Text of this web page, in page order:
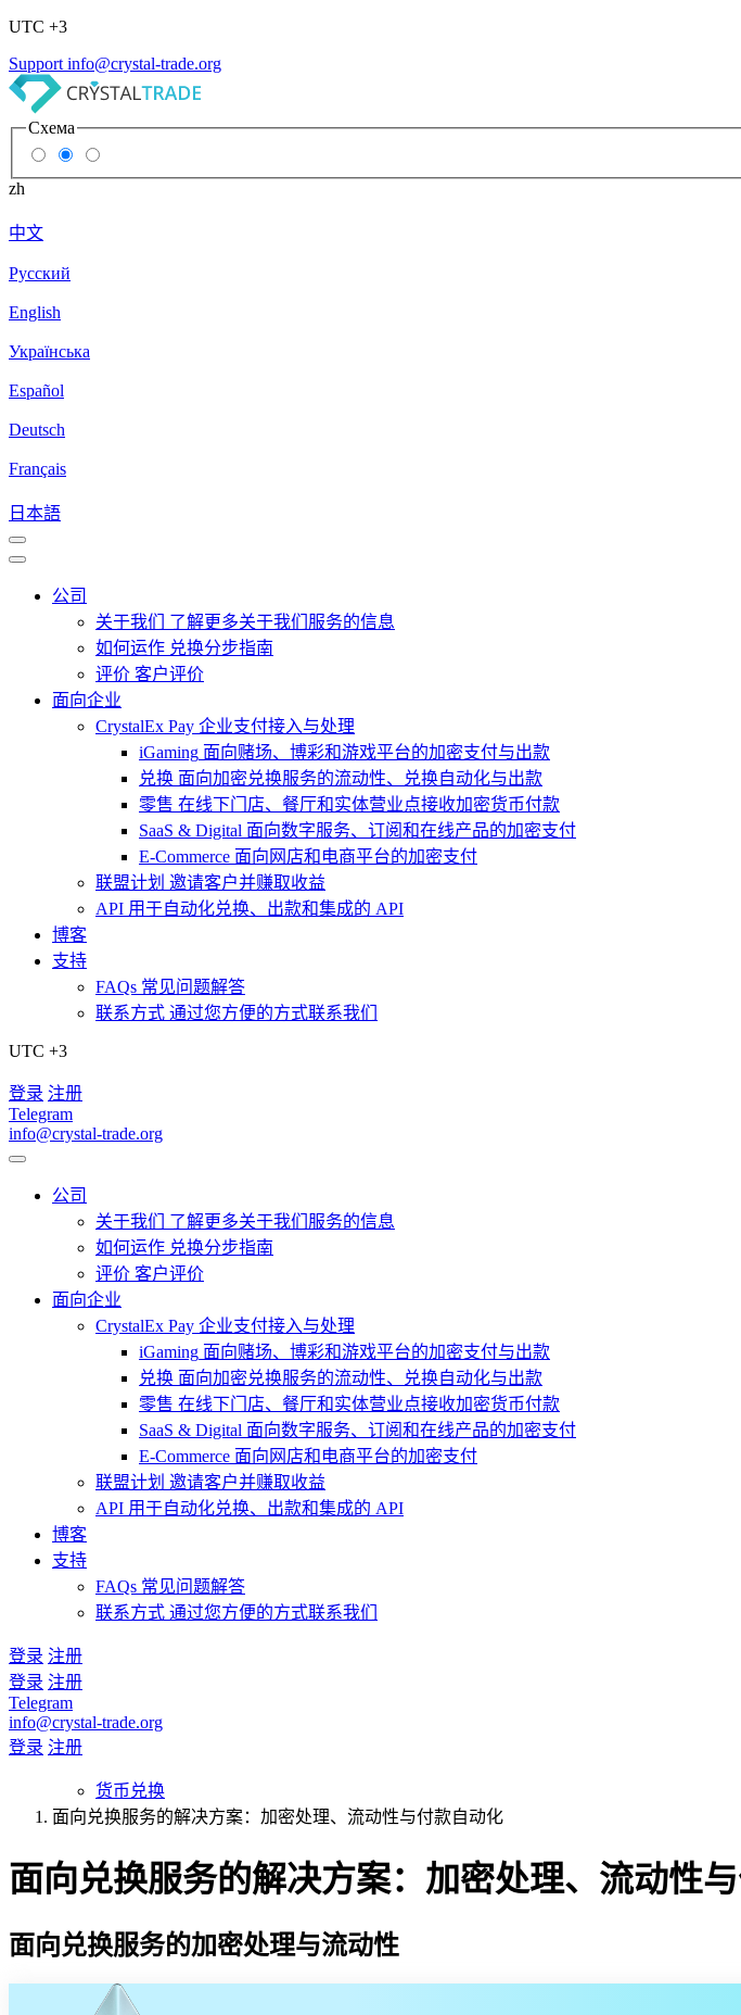
UTC +3
Support info@crystal-trade.org
Схема
zh
中文
Русский
English
Українська
Español
Deutsch
Français
日本語
公司
关于我们
了解更多关于我们服务的信息
如何运作 兑换分步指南
评价 客户评价
面向企业
CrystalEx Pay 企业支付接入与处理
iGaming 面向赌场、博彩和游戏平台的加密支付与出款
兑换 面向加密兑换服务的流动性、兑换自动化与出款
零售 在线下门店、餐厅和实体营业点接收加密货币付款
SaaS & Digital 面向数字服务、订阅和在线产品的加密支付
E-Commerce 面向网店和电商平台的加密支付
联盟计划 邀请客户并赚取收益
API 用于自动化兑换、出款和集成的 API
博客
支持
FAQs 常见问题解答
联系方式 通过您方便的方式联系我们
UTC +3
登录 注册
Telegram
info@crystal-trade.org
公司
关于我们
了解更多关于我们服务的信息
如何运作 兑换分步指南
评价 客户评价
面向企业
CrystalEx Pay 企业支付接入与处理
iGaming 面向赌场、博彩和游戏平台的加密支付与出款
兑换 面向加密兑换服务的流动性、兑换自动化与出款
零售 在线下门店、餐厅和实体营业点接收加密货币付款
SaaS & Digital 面向数字服务、订阅和在线产品的加密支付
E-Commerce 面向网店和电商平台的加密支付
联盟计划 邀请客户并赚取收益
API 用于自动化兑换、出款和集成的 API
博客
支持
FAQs 常见问题解答
联系方式 通过您方便的方式联系我们
登录 注册
登录 注册
Telegram
info@crystal-trade.org
登录 注册
货币兑换
面向兑换服务的解决方案：加密处理、流动性与付款自动化
面向兑换服务的解决方案：加密处理、流动性
面向兑换服务的加密处理与流动性